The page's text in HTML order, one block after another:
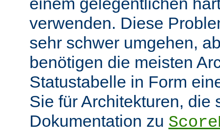
verwenden. Diese
sehr schwer umgehen,
benötigen die meisten
Statustabelle in Form
Sie für Architekturen, die
Dokumentation zu